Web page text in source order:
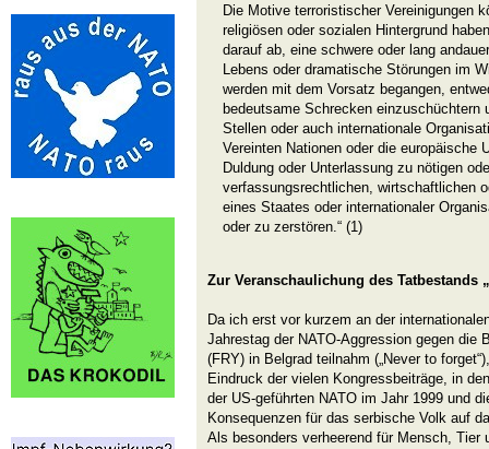
Die Motive terroristischer Vereinigungen
religiösen oder sozialen Hintergrund
darauf ab, eine schwere oder lang
Lebens oder dramatische Störungen im
werden mit dem Vorsatz begangen,
bedeutsame Schrecken einzuschüchtern
Stellen oder auch internationale
Vereinten Nationen oder die europäische
Duldung oder Unterlassung zu nötigen
verfassungsrechtlichen, wirtschaftlichen
eines Staates oder internationaler
oder zu zerstören.“ (1)
Zur Veranschaulichung des Tatbestands
Da ich erst vor kurzem an der
Jahrestag der NATO-Aggression gegen die
(FRY) in Belgrad teilnahm („Never to
Eindruck der vielen Kongressbeiträge, in
der US-geführten NATO im Jahr 1999 und
Konsequenzen für das serbische Volk auf
Als besonders verheerend für Mensch, Tier